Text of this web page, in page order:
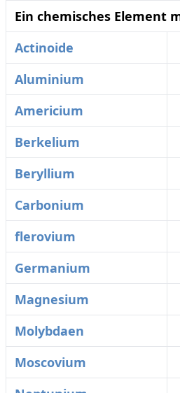
Ein chemisches Element
Actinoide
Aluminium
Americium
Berkelium
Beryllium
Carbonium
flerovium
Germanium
Magnesium
Molybdaen
Moscovium